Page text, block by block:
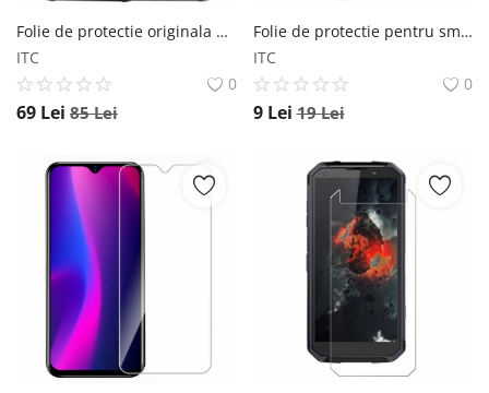
Folie de protectie originala din sticla pentru Blackview BV9800 BV9800 Pro Blackview
ITC
0
69 Lei 85Lei
Folie de protectie pentru smartband Xiaomi Mi Band 5 Xiaomi
ITC
0
9 Lei 19Lei